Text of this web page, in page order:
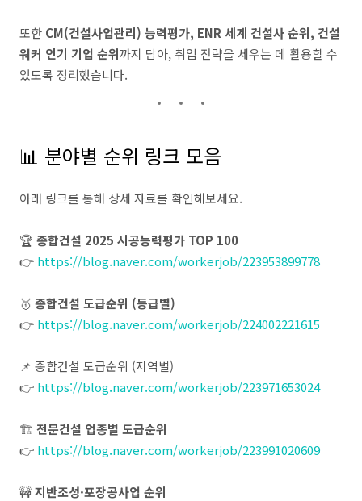
또한 CM(건설사업관리) 능력평가, ENR 세계 건설사 순위, 건설
워커 인기 기업 순위까지 담아, 취업 전략을 세우는 데 활용할 수
있도록 정리했습니다.
📊 분야별 순위 링크 모음
아래 링크를 통해 상세 자료를 확인해보세요.
🏆 종합건설 2025 시공능력평가 TOP 100
👉 https://blog.naver.com/workerjob/223953899778
🥇 종합건설 도급순위 (등급별)
👉 https://blog.naver.com/workerjob/224002221615
📌 종합건설 도급순위 (지역별)
👉 https://blog.naver.com/workerjob/223971653024
🏗️ 전문건설 업종별 도급순위
👉 https://blog.naver.com/workerjob/223991020609
🚧지반조성·포장공사업 순위